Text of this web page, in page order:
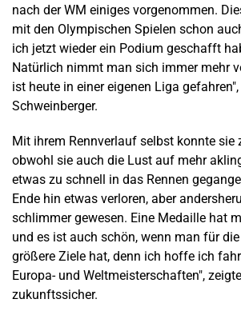
nach der WM einiges vorgenommen.
mit den Olympischen Spielen schon
ich jetzt wieder ein Podium geschafft
Natürlich nimmt man sich immer mehr
ist heute in einer eigenen Liga
Schweinberger.
Mit ihrem Rennverlauf selbst konnte sie
obwohl sie auch die Lust auf mehr
etwas zu schnell in das Rennen
Ende hin etwas verloren, aber
schlimmer gewesen. Eine Medaille hat
und es ist auch schön, wenn man für
größere Ziele hat, denn ich hoffe ich
Europa- und Weltmeisterschaften",
zukunftssicher.